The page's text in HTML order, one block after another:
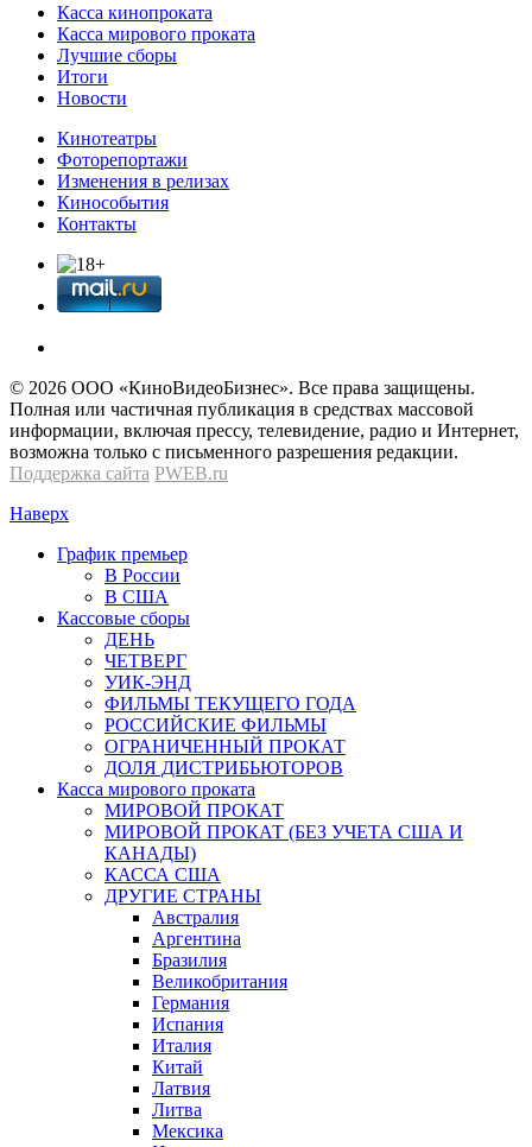
Касса кинопроката
Касса мирового проката
Лучшие сборы
Итоги
Новости
Кинотеатры
Фоторепортажи
Изменения в релизах
Кинособытия
Контакты
© 2026 OOО «КиноВидеоБизнес». Все права защищены.
Полная или частичная публикация в средствах массовой
информации, включая прессу, телевидение, радио и Интернет,
возможна только с письменного разрешения редакции.
Поддержка сайта PWEB.ru
Наверх
График премьер
В России
В США
Кассовые сборы
ДЕНЬ
ЧЕТВЕРГ
УИК-ЭНД
ФИЛЬМЫ ТЕКУЩЕГО ГОДА
РОССИЙСКИЕ ФИЛЬМЫ
ОГРАНИЧЕННЫЙ ПРОКАТ
ДОЛЯ ДИСТРИБЬЮТОРОВ
Касса мирового проката
МИРОВОЙ ПРОКАТ
МИРОВОЙ ПРОКАТ (БЕЗ УЧЕТА США И
КАНАДЫ)
КАССА США
ДРУГИЕ СТРАНЫ
Австралия
Аргентина
Бразилия
Великобритания
Германия
Испания
Италия
Китай
Латвия
Литва
Мексика